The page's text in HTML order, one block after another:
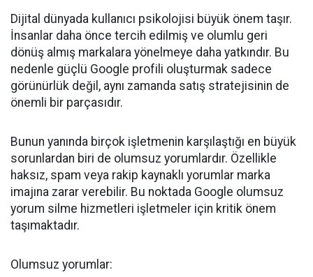
Dijital dünyada kullanıcı psikolojisi büyük önem taşır.
İnsanlar daha önce tercih edilmiş ve olumlu geri
dönüş almış markalara yönelmeye daha yatkındır. Bu
nedenle güçlü Google profili oluşturmak sadece
görünürlük değil, aynı zamanda satış stratejisinin de
önemli bir parçasıdır.
Bunun yanında birçok işletmenin karşılaştığı en büyük
sorunlardan biri de olumsuz yorumlardır. Özellikle
haksız, spam veya rakip kaynaklı yorumlar marka
imajına zarar verebilir. Bu noktada Google olumsuz
yorum silme hizmetleri işletmeler için kritik önem
taşımaktadır.
Olumsuz yorumlar: